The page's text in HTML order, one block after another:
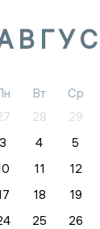
Вт Ср
28 29
3
4 5
11 12
18 19
25 26